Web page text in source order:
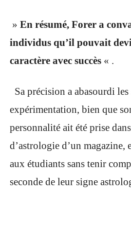
» En résumé, Forer a
individus qu’il pouvait
caractère avec succès « .
Sa précision a abasourdi les
expérimentation, bien que
personnalité ait été prise
d’astrologie d’un magazine,
aux étudiants sans tenir
seconde de leur signe